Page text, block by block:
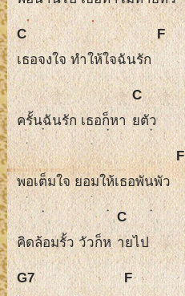
C
F
เธอจงใจ ทำให้ใจฉันรัก
C
ครั้นฉันรัก เธอก็หา ยตัว
F
พอเต็มใจ ยอมให้เธอพันพัว
C
คิดล้อมรั้ว วัวก็ห ายไป
G7
F